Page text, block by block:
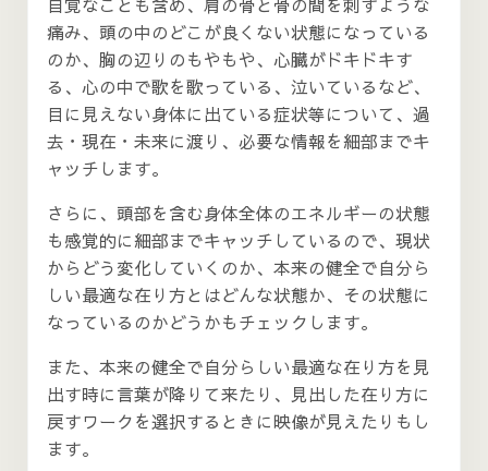
痛み、頭の中のどこが良くない状態になっている
のか、胸の辺りのもやもや、心臓がドキドキす
る、心の中で歌を歌っている、泣いているなど、
目に見えない身体に出ている症状等について、過
去・現在・未来に渡り、必要な情報を細部までキ
ャッチします。
さらに、頭部を含む身体全体のエネルギーの状態
も感覚的に細部までキャッチしているので、現状
からどう変化していくのか、本来の健全で自分ら
しい最適な在り方とはどんな状態か、その状態に
なっているのかどうかもチェックします。
また、本来の健全で自分らしい最適な在り方を見
出す時に言葉が降りて来たり、見出した在り方に
戻すワークを選択するときに映像が見えたりもし
ます。